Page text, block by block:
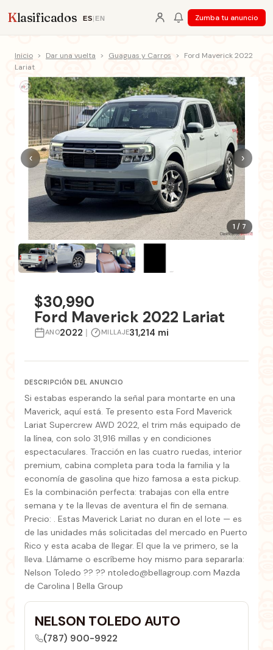
Klasificados ES| EN Zumba tu anuncio
Inicio > Dar una vuelta > Guaguas y Carros >
Ford Maverick 2022
Lariat
1 / 7
‹ ›
$30,990
Ford Maverick 2022 Lariat
ANO2022 | MILLAJE31,214 mi
DESCRIPCIÓN DEL ANUNCIO
Si estabas esperando la señal para montarte en una
Maverick, aquí está. Te presento esta Ford Maverick
Lariat Supercrew AWD 2022, el trim más equipado de
la línea, con solo 31,916 millas y en condiciones
espectaculares. Tracción en las cuatro ruedas, interior
premium, cabina completa para toda la familia y la
economía de gasolina que hizo famosa a esta pickup.
Es la combinación perfecta: trabajas con ella entre
semana y te la llevas de aventura el fin de semana.
Precio: . Estas Maverick Lariat no duran en el lote — es
de las unidades más solicitadas del mercado en Puerto
Rico y esta acaba de llegar. El que la ve primero, se la
lleva. Llámame o escríbeme hoy mismo para separarla:
Nelson Toledo ?? ?? ntoledo@bellagroup.com Mazda
de Carolina | Bella Group
NELSON TOLEDO AUTO
(787) 900-9922